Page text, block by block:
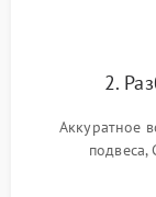
2.
Аккуратное
подвеса,